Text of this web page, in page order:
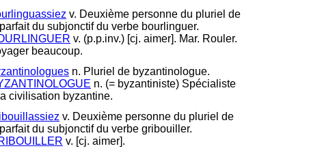
v. Deuxième personne du pluriel de
du subjonctif du verbe bourlinguer.
v. (p.p.inv.) [cj. aimer]. Mar. Rouler.
beaucoup.
n. Pluriel de byzantinologue.
n. (= byzantiniste) Spécialiste
civilisation byzantine.
v. Deuxième personne du pluriel de
du subjonctif du verbe gribouiller.
v. [cj. aimer].